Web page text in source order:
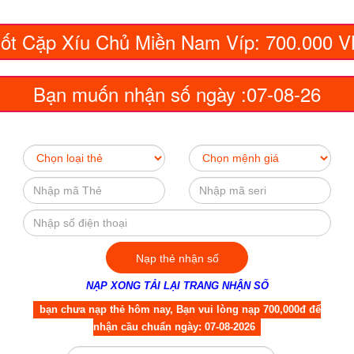
Cặp Xíu Chủ Miền Nam Víp: 700.000
Bạn muốn nhận số ngày :07-08-26
NẠP XONG TẢI LẠI TRANG NHẬN SỐ
bạn chưa nạp thẻ hôm nay, Bạn vui lòng nạp 700,000đ để
nhận cầu chuẩn ngày: 07-08-2026